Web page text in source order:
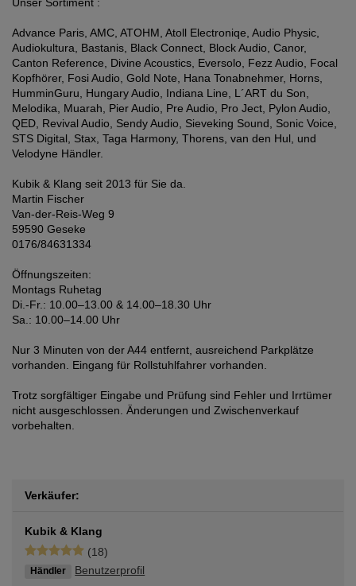
Advance Paris, AMC, ATOHM, Atoll Electroniqe, Audio Physic,
Audiokultura, Bastanis, Black Connect, Block Audio, Canor,
Canton Reference, Divine Acoustics, Eversolo, Fezz Audio, Focal
Kopfhörer, Fosi Audio, Gold Note, Hana Tonabnehmer, Horns,
HumminGuru, Hungary Audio, Indiana Line, L´ART du Son,
Melodika, Muarah, Pier Audio, Pre Audio, Pro Ject, Pylon Audio,
QED, Revival Audio, Sendy Audio, Sieveking Sound, Sonic Voice,
STS Digital, Stax, Taga Harmony, Thorens, van den Hul, und
Velodyne Händler.
Kubik & Klang seit 2013 für Sie da.
Martin Fischer
Van-der-Reis-Weg 9
59590 Geseke
0176/84631334
Öffnungszeiten:
Montags Ruhetag
Di.-Fr.: 10.00–13.00 & 14.00–18.30 Uhr
Sa.: 10.00–14.00 Uhr
Nur 3 Minuten von der A44 entfernt, ausreichend Parkplätze
vorhanden. Eingang für Rollstuhlfahrer vorhanden.
Trotz sorgfältiger Eingabe und Prüfung sind Fehler und Irrtümer
nicht ausgeschlossen. Änderungen und Zwischenverkauf
vorbehalten.
Verkäufer:
Kubik & Klang
(18)
Händler
Benutzerprofil